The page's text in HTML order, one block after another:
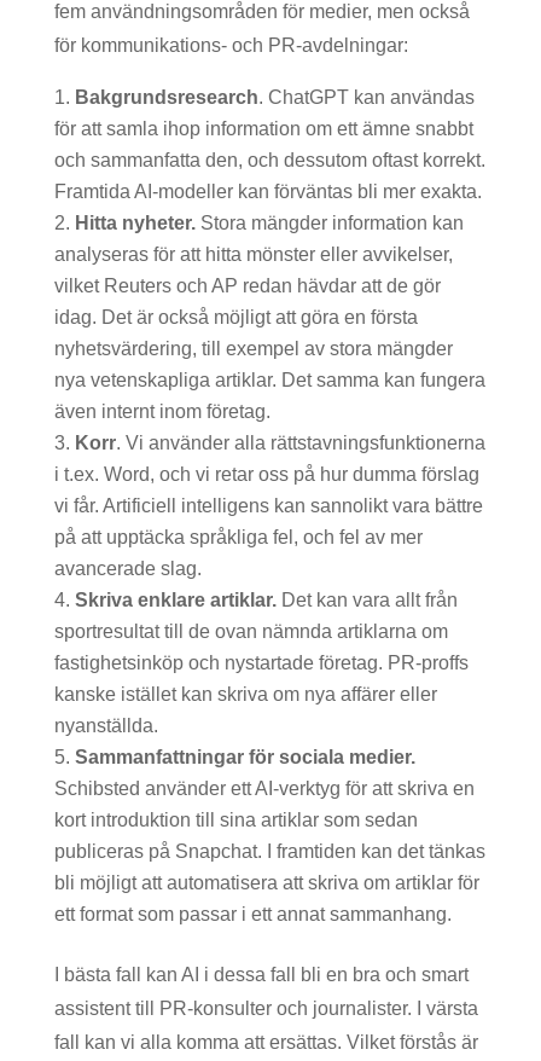
fem användningsområden för medier, men också
för kommunikations- och PR-avdelningar:
Bakgrundsresearch. ChatGPT kan användas
för att samla ihop information om ett ämne snabbt
och sammanfatta den, och dessutom oftast korrekt.
Framtida AI-modeller kan förväntas bli mer exakta.
Hitta nyheter.Stora mängder information kan
analyseras för att hitta mönster eller avvikelser,
vilket Reuters och AP redan hävdar att de gör
idag. Det är också möjligt att göra en första
nyhetsvärdering, till exempel av stora mängder
nya vetenskapliga artiklar. Det samma kan fungera
även internt inom företag.
Korr. Vi använder alla rättstavningsfunktionerna
i t.ex. Word, och vi retar oss på hur dumma förslag
vi får. Artificiell intelligens kan sannolikt vara bättre
på att upptäcka språkliga fel, och fel av mer
avancerade slag.
Skriva enklare artiklar.Det kan vara allt från
sportresultat till de ovan nämnda artiklarna om
fastighetsinköp och nystartade företag. PR-proffs
kanske istället kan skriva om nya affärer eller
nyanställda.
Sammanfattningar för sociala medier.
Schibsted använder ett AI-verktyg för att skriva en
kort introduktion till sina artiklar som sedan
publiceras på Snapchat. I framtiden kan det tänkas
bli möjligt att automatisera att skriva om artiklar för
ett format som passar i ett annat sammanhang.
I bästa fall kan AI i dessa fall bli en bra och smart
assistent till PR-konsulter och journalister. I värsta
fall kan vi alla komma att ersättas. Vilket förstås är